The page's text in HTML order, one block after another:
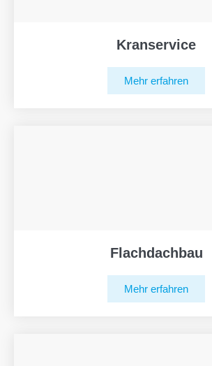
Kranservice
Mehr erfahren
Flachdachbau
Mehr erfahren